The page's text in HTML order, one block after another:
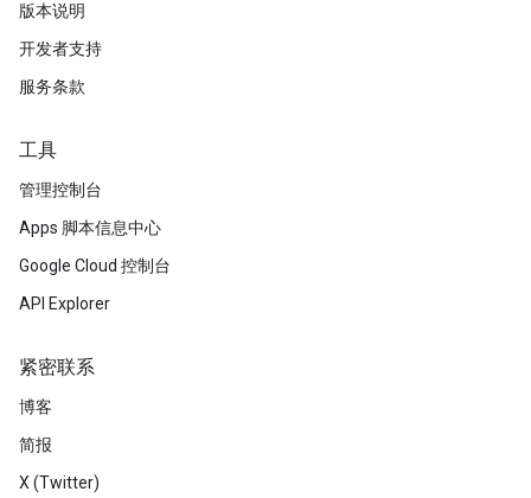
版本说明
开发者支持
服务条款
工具
管理控制台
Apps 脚本信息中心
Google Cloud 控制台
API Explorer
紧密联系
博客
简报
X (Twitter)